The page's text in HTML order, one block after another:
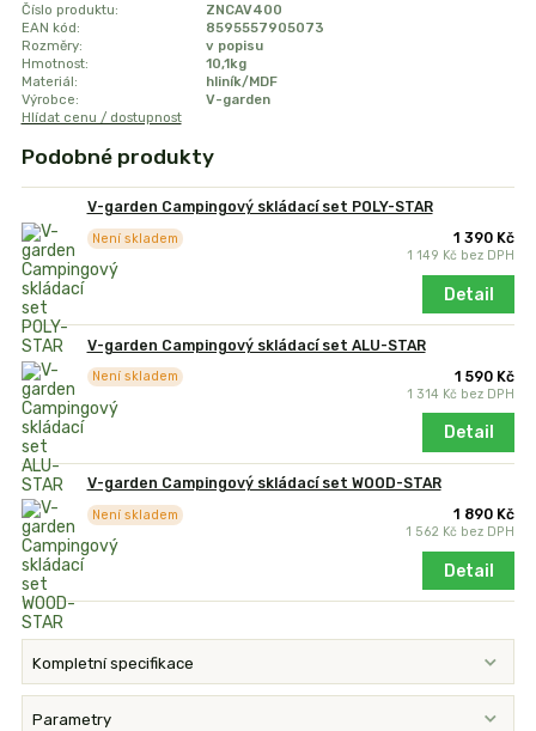
Číslo produktu:
ZNCAV400
EAN kód:
8595557905073
Rozměry:
v popisu
Hmotnost:
10,1kg
Materiál:
hliník/MDF
Výrobce:
V-garden
Hlídat cenu / dostupnost
Podobné produkty
V-garden Campingový skládací set POLY-STAR
1 390 Kč
1 149 Kč bez DPH
Není skladem
Detail
V-garden Campingový skládací set ALU-STAR
1 590 Kč
1 314 Kč bez DPH
Není skladem
Detail
V-garden Campingový skládací set WOOD-STAR
1 890 Kč
1 562 Kč bez DPH
Není skladem
Detail
Kompletní specifikace
Parametry